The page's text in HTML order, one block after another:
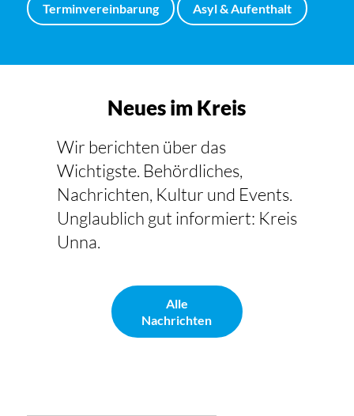
Terminvereinbarung Asyl & Aufenthalt
Neues im Kreis
Wir berichten über das
Wichtigste. Behördliches,
Nachrichten, Kultur und Events.
Unglaublich gut informiert: Kreis
Unna.
Alle
Nachrichten